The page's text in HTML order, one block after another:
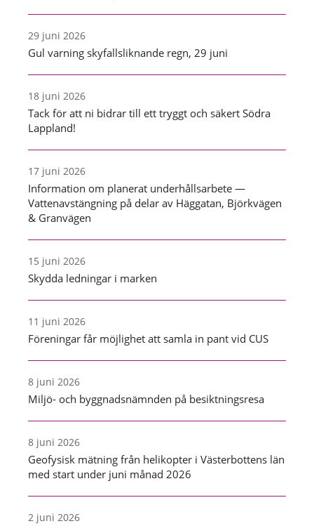
29 juni 2026
Gul varning skyfallsliknande regn, 29 juni
18 juni 2026
Tack för att ni bidrar till ett tryggt och säkert Södra
Lappland!
17 juni 2026
Information om planerat underhållsarbete —
Vattenavstängning på delar av Häggatan, Björkvägen
& Granvägen
15 juni 2026
Skydda ledningar i marken
11 juni 2026
Föreningar får möjlighet att samla in pant vid CUS
8 juni 2026
Miljö- och byggnadsnämnden på besiktningsresa
8 juni 2026
Geofysisk mätning från helikopter i Västerbottens län
med start under juni månad 2026
2 juni 2026